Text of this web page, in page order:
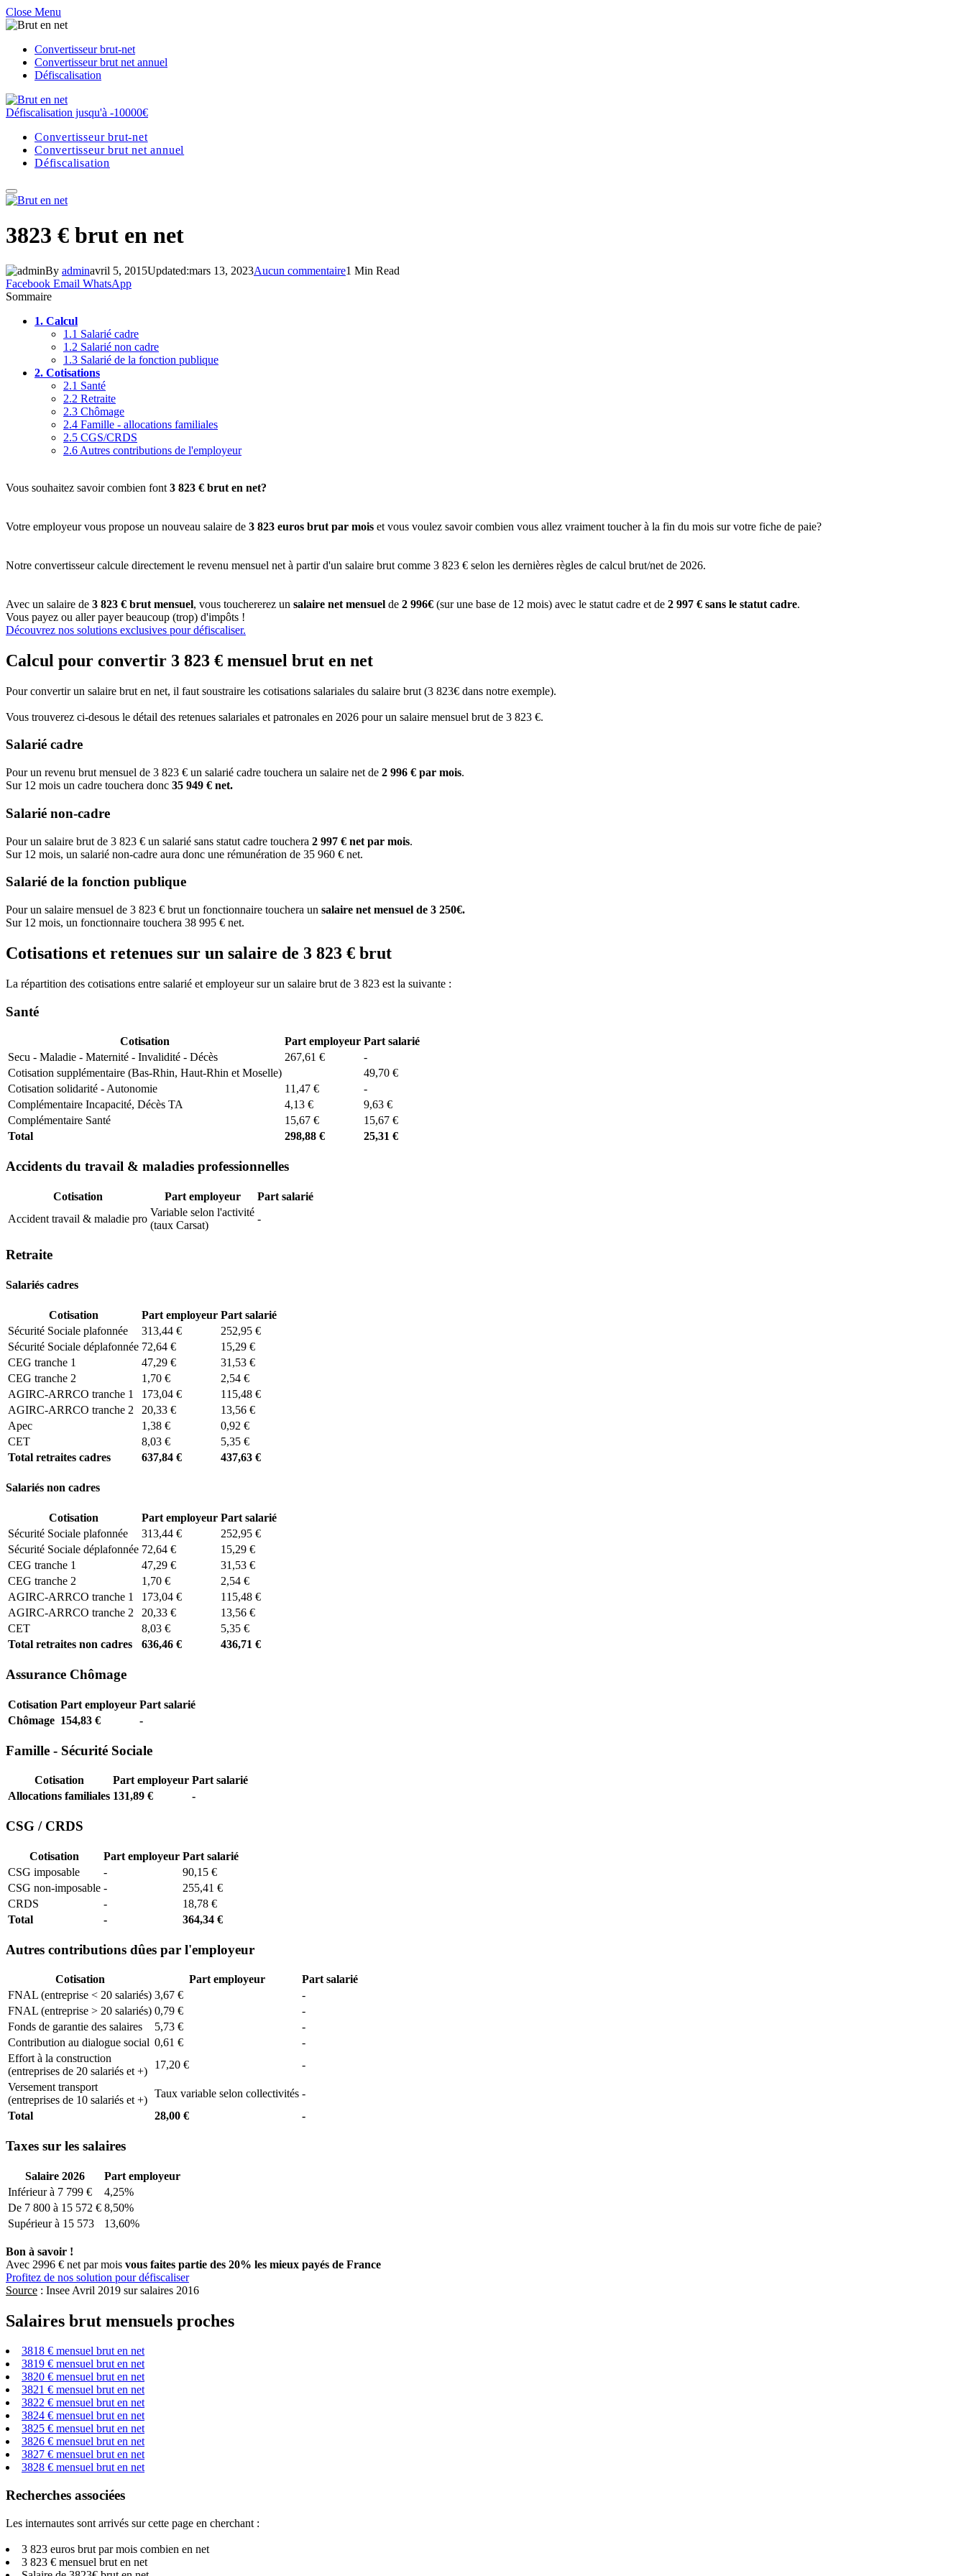
Close Menu
Convertisseur brut-net
Convertisseur brut net annuel
Défiscalisation
Défiscalisation jusqu'à -10000€
Convertisseur brut-net
Convertisseur brut net annuel
Défiscalisation
3823 € brut en net
By adminavril 5, 2015Updated:mars 13, 2023Aucun commentaire1 Min Read
Facebook Email WhatsApp
Sommaire
1. Calcul
1.1 Salarié cadre
1.2 Salarié non cadre
1.3 Salarié de la fonction publique
2. Cotisations
2.1 Santé
2.2 Retraite
2.3 Chômage
2.4 Famille - allocations familiales
2.5 CGS/CRDS
2.6 Autres contributions de l'employeur
Vous souhaitez savoir combien font 3 823 € brut en net?
Votre employeur vous propose un nouveau salaire de 3 823 euros brut par mois et vous voulez savoir combien vous allez vraiment toucher à la fin du mois sur votre fiche de paie?
Notre convertisseur calcule directement le revenu mensuel net à partir d'un salaire brut comme 3 823 € selon les dernières règles de calcul brut/net de 2026.
Avec un salaire de 3 823 € brut mensuel, vous touchererez un salaire net mensuel de 2 996€ (sur une base de 12 mois) avec le statut cadre et de 2 997 € sans le statut cadre.
Vous payez ou aller payer beaucoup (trop) d'impôts !
Découvrez nos solutions exclusives pour défiscaliser.
Calcul pour convertir 3 823 € mensuel brut en net
Pour convertir un salaire brut en net, il faut soustraire les cotisations salariales du salaire brut (3 823€ dans notre exemple).
Vous trouverez ci-desous le détail des retenues salariales et patronales en 2026 pour un salaire mensuel brut de 3 823 €.
Salarié cadre
Pour un revenu brut mensuel de 3 823 € un salarié cadre touchera un salaire net de 2 996 € par mois.
Sur 12 mois un cadre touchera donc 35 949 € net.
Salarié non-cadre
Pour un salaire brut de 3 823 € un salarié sans statut cadre touchera 2 997 € net par mois.
Sur 12 mois, un salarié non-cadre aura donc une rémunération de 35 960 € net.
Salarié de la fonction publique
Pour un salaire mensuel de 3 823 € brut un fonctionnaire touchera un salaire net mensuel de 3 250€.
Sur 12 mois, un fonctionnaire touchera 38 995 € net.
Cotisations et retenues sur un salaire de 3 823 € brut
La répartition des cotisations entre salarié et employeur sur un salaire brut de 3 823 est la suivante :
Santé
Cotisation Part employeur Part salarié
Secu - Maladie - Maternité - Invalidité - Décès
267,61 €
-
Cotisation supplémentaire (Bas-Rhin, Haut-Rhin et Moselle)
49,70 €
Cotisation solidarité - Autonomie
11,47 €
-
Complémentaire Incapacité, Décès TA
4,13 €
9,63 €
Complémentaire Santé
15,67 €
15,67 €
Total
298,88 € 25,31 €
Accidents du travail & maladies professionnelles
Cotisation Part employeur
Part salarié
Accident travail & maladie pro
Variable selon l'activité
(taux Carsat)
-
Retraite
Salariés cadres
Cotisation Part employeur Part salarié
Sécurité Sociale plafonnée
313,44 €
252,95 €
Sécurité Sociale déplafonnée 72,64 €
15,29 €
CEG tranche 1
47,29 €
31,53 €
CEG tranche 2
1,70 €
2,54 €
AGIRC-ARRCO tranche 1
173,04 €
115,48 €
AGIRC-ARRCO tranche 2
20,33 €
13,56 €
Apec
1,38 €
0,92 €
CET
8,03 €
5,35 €
Total retraites cadres
637,84 € 437,63 €
Salariés non cadres
Cotisation Part employeur Part salarié
Sécurité Sociale plafonnée
313,44 €
252,95 €
Sécurité Sociale déplafonnée 72,64 €
15,29 €
CEG tranche 1
47,29 €
31,53 €
CEG tranche 2
1,70 €
2,54 €
AGIRC-ARRCO tranche 1
173,04 €
115,48 €
AGIRC-ARRCO tranche 2
20,33 €
13,56 €
CET
8,03 €
5,35 €
Total retraites non cadres
636,46 € 436,71 €
Assurance Chômage
Cotisation Part employeur Part salarié
Chômage 154,83 € -
Famille - Sécurité Sociale
Cotisation Part employeur Part salarié
Allocations familiales 131,89 € -
CSG / CRDS
Cotisation Part employeur Part salarié
CSG imposable
-
90,15 €
CSG non-imposable -
255,41 €
CRDS
-
18,78 €
Total
- 364,34 €
Autres contributions dûes par l'employeur
Cotisation Part employeur
Part salarié
FNAL (entreprise < 20 salariés) 3,67 €
-
FNAL (entreprise > 20 salariés) 0,79 €
-
Fonds de garantie des salaires
5,73 €
-
Contribution au dialogue social 0,61 €
-
Effort à la construction
(entreprises de 20 salariés et +)
17,20 €
-
Versement transport
(entreprises de 10 salariés et +)
Taux variable selon collectivités -
Total
28,00 € -
Taxes sur les salaires
Salaire 2026
Part employeur
Inférieur à 7 799 €
4,25%
De 7 800 à 15 572 € 8,50%
Supérieur à 15 573
13,60%
Bon à savoir !
Avec 2996 € net par mois vous faites partie des 20% les mieux payés de France
Profitez de nos solution pour défiscaliser
Source : Insee Avril 2019 sur salaires 2016
Salaires brut mensuels proches
3818 € mensuel brut en net
3819 € mensuel brut en net
3820 € mensuel brut en net
3821 € mensuel brut en net
3822 € mensuel brut en net
3824 € mensuel brut en net
3825 € mensuel brut en net
3826 € mensuel brut en net
3827 € mensuel brut en net
3828 € mensuel brut en net
Recherches associées
Les internautes sont arrivés sur cette page en cherchant :
3 823 euros brut par mois combien en net
3 823 € mensuel brut en net